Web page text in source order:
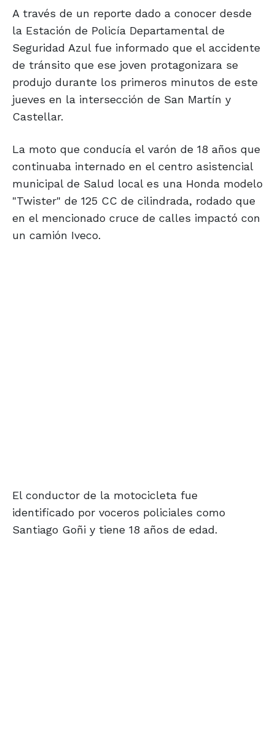
A través de un reporte dado a conocer desde
la Estación de Policía Departamental de
Seguridad Azul fue informado que el accidente
de tránsito que ese joven protagonizara se
produjo durante los primeros minutos de este
jueves en la intersección de San Martín y
Castellar.
La moto que conducía el varón de 18 años que
continuaba internado en el centro asistencial
municipal de Salud local es una Honda modelo
"Twister" de 125 CC de cilindrada, rodado que
en el mencionado cruce de calles impactó con
un camión Iveco.
El conductor de la motocicleta fue
identificado por voceros policiales como
Santiago Goñi y tiene 18 años de edad.